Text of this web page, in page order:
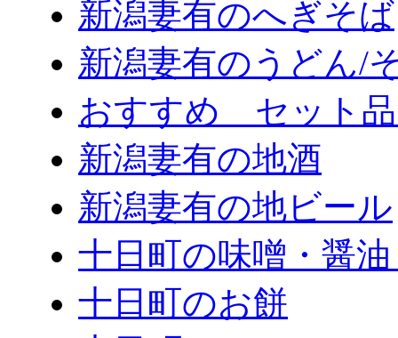
新潟妻有のへぎそば
新潟妻有のうどん/
おすすめ セット
新潟妻有の地酒
新潟妻有の地ビール
十日町の味噌・醤
十日町のお餅